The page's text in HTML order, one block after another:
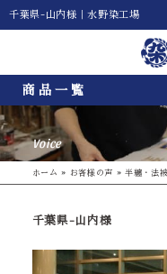
千葉県-山内様｜水野染工場
商品一覧
Voice
ホーム » お客様の声 » 半纏・法被
千葉県-山内様